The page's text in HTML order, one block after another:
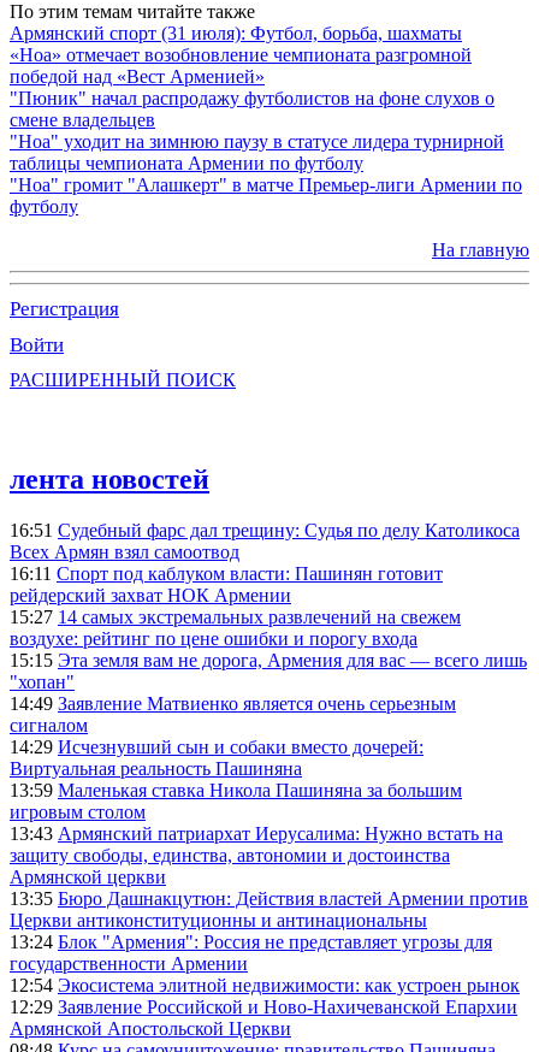
По этим темам читайте также
Армянский спорт (31 июля): Футбол, борьба, шахматы
«Ноа» отмечает возобновление чемпионата разгромной
победой над «Вест Арменией»
"Пюник" начал распродажу футболистов на фоне слухов о
смене владельцев
"Ноа" уходит на зимнюю паузу в статусе лидера турнирной
таблицы чемпионата Армении по футболу
"Ноа" громит "Алашкерт" в матче Премьер-лиги Армении по
футболу
На главную
Регистрация
Войти
РАСШИРЕННЫЙ ПОИСК
лента новостей
16:51 Судебный фарс дал трещину: Судья по делу Католикоса
Всех Армян взял самоотвод
16:11 Спорт под каблуком власти: Пашинян готовит
рейдерский захват НОК Армении
15:27 14 самых экстремальных развлечений на свежем
воздухе: рейтинг по цене ошибки и порогу входа
15:15 Эта земля вам не дорога, Армения для вас — всего лишь
"хопан"
14:49 Заявление Матвиенко является очень серьезным
сигналом
14:29 Исчезнувший сын и собаки вместо дочерей:
Виртуальная реальность Пашиняна
13:59 Маленькая ставка Никола Пашиняна за большим
игровым столом
13:43 Армянский патриархат Иерусалима: Нужно встать на
защиту свободы, единства, автономии и достоинства
Армянской церкви
13:35 Бюро Дашнакцутюн: Действия властей Армении против
Церкви антиконституционны и антинациональны
13:24 Блок "Армения": Россия не представляет угрозы для
государственности Армении
12:54 Экосистема элитной недвижимости: как устроен рынок
12:29 Заявление Российской и Ново-Нахичеванской Епархии
Армянской Апостольской Церкви